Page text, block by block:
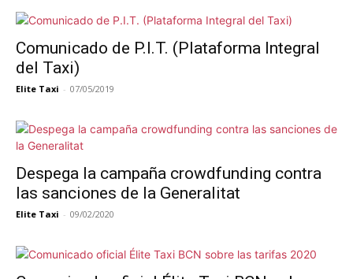
Comunicado de P.I.T. (Plataforma Integral
del Taxi)
Elite Taxi - 07/05/2019
Despega la campaña crowdfunding contra
las sanciones de la Generalitat
Elite Taxi - 09/02/2020